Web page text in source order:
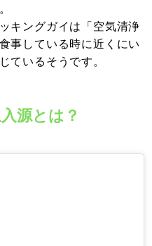
キングガイは「空気清浄
事している時に近くにい
ているそうです。
源とは？